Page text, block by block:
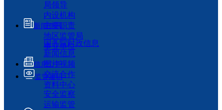
局领导
内设机构
主要职责
地区监管局
事业单位
新闻资讯
国务院时政信息
新闻信息
图片视频
交流合作
资料中心
信息公开
监管履职
安全监察
运输监管